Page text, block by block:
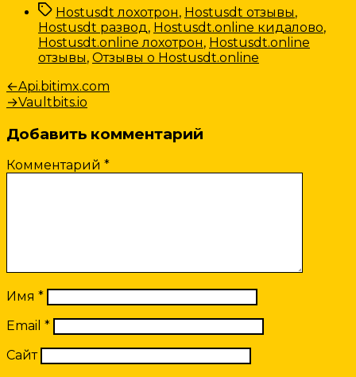
Метки
Hostusdt лохотрон, Hostusdt отзывы,
Hostusdt развод, Hostusdt.online кидалово,
Hostusdt.online лохотрон, Hostusdt.online
отзывы, Отзывы о Hostusdt.online
Навигация
по
записям
←Предыдущая
запись:
Api.bitimx.com
→Следующая
Vaultbits.io
Добавить комментарий
Комментарий *
Имя *
Email *
Сайт